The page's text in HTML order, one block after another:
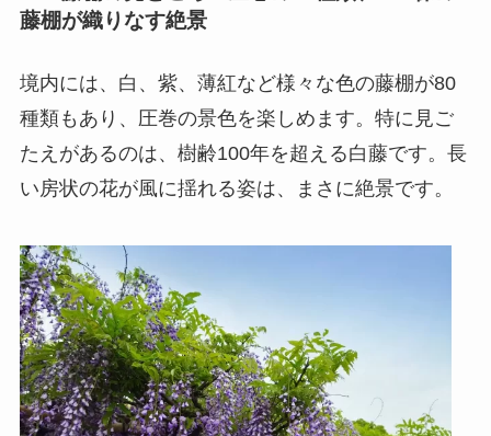
藤棚が織りなす絶景
境内には、白、紫、薄紅など様々な色の藤棚が80
種類もあり、圧巻の景色を楽しめます。特に見ご
たえがあるのは、樹齢100年を超える白藤です。長
い房状の花が風に揺れる姿は、まさに絶景です。